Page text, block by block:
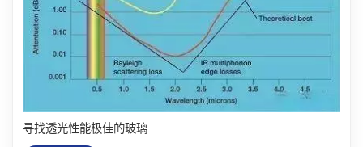
寻找透光性能极佳的玻璃